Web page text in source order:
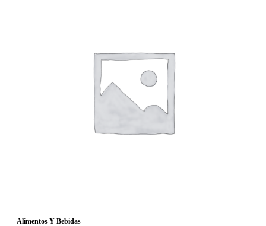
Alimentos Y Bebidas